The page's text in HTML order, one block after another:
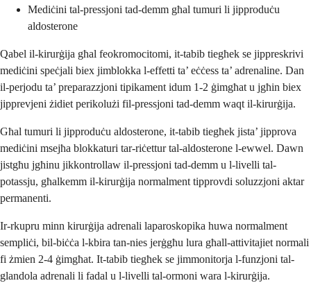
Mediċini tal-pressjoni tad-demm għal tumuri li jipproduċu
aldosterone
Qabel il-kirurġija għal feokromocitomi, it-tabib tiegħek se jippreskrivi
mediċini speċjali biex jimblokka l-effetti ta’ eċċess ta’ adrenaline. Dan
il-perjodu ta’ preparazzjoni tipikament idum 1-2 ġimgħat u jgħin biex
jipprevjeni żidiet perikolużi fil-pressjoni tad-demm waqt il-kirurġija.
Għal tumuri li jipproduċu aldosterone, it-tabib tiegħek jista’ jipprova
mediċini msejħa blokkaturi tar-riċettur tal-aldosterone l-ewwel. Dawn
jistgħu jgħinu jikkontrollaw il-pressjoni tad-demm u l-livelli tal-
potassju, għalkemm il-kirurġija normalment tipprovdi soluzzjoni aktar
permanenti.
Ir-rkupru minn kirurġija adrenali laparoskopika huwa normalment
sempliċi, bil-biċċa l-kbira tan-nies jerġgħu lura għall-attivitajiet normali
fi żmien 2-4 ġimgħat. It-tabib tiegħek se jimmonitorja l-funzjoni tal-
glandola adrenali li fadal u l-livelli tal-ormoni wara l-kirurġija.